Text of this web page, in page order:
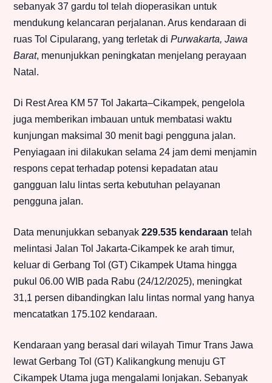
sebanyak 37 gardu tol telah dioperasikan untuk
mendukung kelancaran perjalanan. Arus kendaraan di
ruas Tol Cipularang, yang terletak di Purwakarta, Jawa
Barat, menunjukkan peningkatan menjelang perayaan
Natal.
Di Rest Area KM 57 Tol Jakarta–Cikampek, pengelola
juga memberikan imbauan untuk membatasi waktu
kunjungan maksimal 30 menit bagi pengguna jalan.
Penyiagaan ini dilakukan selama 24 jam demi menjamin
respons cepat terhadap potensi kepadatan atau
gangguan lalu lintas serta kebutuhan pelayanan
pengguna jalan.
Data menunjukkan sebanyak 229.535 kendaraan telah
melintasi Jalan Tol Jakarta-Cikampek ke arah timur,
keluar di Gerbang Tol (GT) Cikampek Utama hingga
pukul 06.00 WIB pada Rabu (24/12/2025), meningkat
31,1 persen dibandingkan lalu lintas normal yang hanya
mencatatkan 175.102 kendaraan.
Kendaraan yang berasal dari wilayah Timur Trans Jawa
lewat Gerbang Tol (GT) Kalikangkung menuju GT
Cikampek Utama juga mengalami lonjakan. Sebanyak